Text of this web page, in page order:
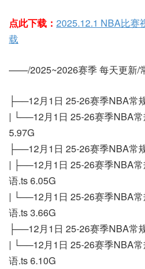
点此下载： 2025.12.1 NBA比赛
载
——/2025~2026赛季 每天更新/
├──12月1日 25-26赛季NBA常
| └──12月1日 25-26赛季NBA
5.97G
├──12月1日 25-26赛季NBA常
| ├──12月1日 25-26赛季NBA
语.ts 6.05G
| └──12月1日 25-26赛季NBA
语.ts 3.66G
├──12月1日 25-26赛季NBA常
| └──12月1日 25-26赛季NBA
语.ts 6.10G